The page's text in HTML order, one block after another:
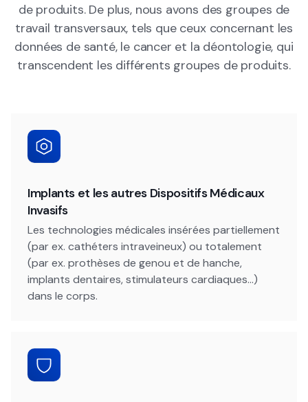
de produits. De plus, nous avons des groupes de
travail transversaux, tels que ceux concernant les
données de santé, le cancer et la déontologie, qui
transcendent les différents groupes de produits.
Implants et les autres Dispositifs Médicaux
Invasifs
Les technologies médicales insérées partiellement
(par ex. cathéters intraveineux) ou totalement
(par ex. prothèses de genou et de hanche,
implants dentaires, stimulateurs cardiaques...)
dans le corps.